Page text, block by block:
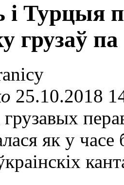
і Турцыя
грузаў
25.10.2018
як у часе